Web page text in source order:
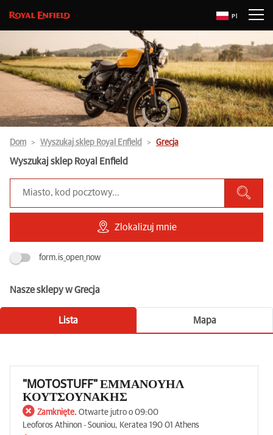
Pl
Dom Wyszukaj sklep Royal Enfield Grecja
Wyszukaj sklep Royal Enfield
Zlokalizuj mnie
form.is_open_now
Nasze sklepy w Grecja
Lista Mapa
"MOTOSTUFF" ΕΜΜΑΝΟΥΗΛ
ΚΟΥΤΣΟΥΝΑΚΗΣ
Zamknięte. Otwarte jutro o 09:00
Leoforos Athinon - Souniou, Keratea 190 01 Athens